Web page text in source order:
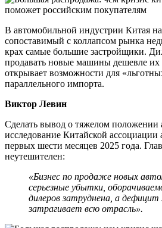
В автомобильной индустрии Китая
сопоставимый с коллапсом рынка
крах самые большие застройщики.
продавать новые машины дешевле
открывает возможности для
параллельного импорта.
Виктор Левин
Сделать вывод о тяжелом положении
исследование Китайской ассоциации
первых шести месяцев 2025 года.
неутешителен:
«Бизнес по продаже новых
серьезные убытки,
дилеров затруднена, а дефицит
затрагивает всю отрасль».